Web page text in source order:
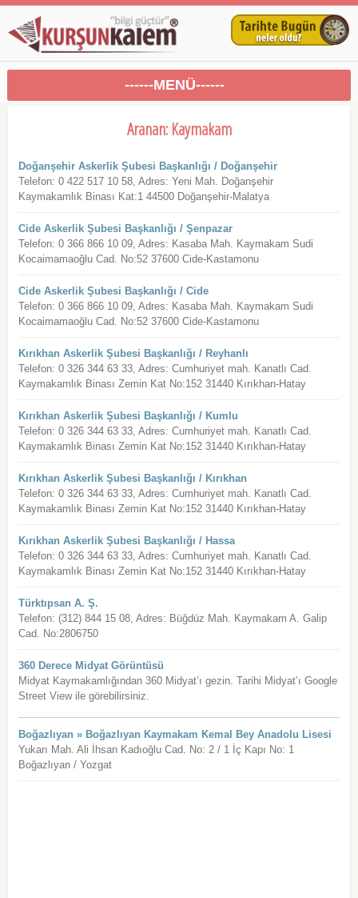
------MENÜ------
Aranan: Kaymakam
Doğanşehir Askerlik Şubesi Başkanlığı / Doğanşehir
Telefon: 0 422 517 10 58, Adres: Yeni Mah. Doğanşehir
Kaymakamlık Binası Kat:1 44500 Doğanşehir-Malatya
Cide Askerlik Şubesi Başkanlığı / Şenpazar
Telefon: 0 366 866 10 09, Adres: Kasaba Mah. Kaymakam Sudi
Kocaimamaoğlu Cad. No:52 37600 Cide-Kastamonu
Cide Askerlik Şubesi Başkanlığı / Cide
Telefon: 0 366 866 10 09, Adres: Kasaba Mah. Kaymakam Sudi
Kocaimamaoğlu Cad. No:52 37600 Cide-Kastamonu
Kırıkhan Askerlik Şubesi Başkanlığı / Reyhanlı
Telefon: 0 326 344 63 33, Adres: Cumhuriyet mah. Kanatlı Cad.
Kaymakamlık Binası Zemin Kat No:152 31440 Kırıkhan-Hatay
Kırıkhan Askerlik Şubesi Başkanlığı / Kumlu
Telefon: 0 326 344 63 33, Adres: Cumhuriyet mah. Kanatlı Cad.
Kaymakamlık Binası Zemin Kat No:152 31440 Kırıkhan-Hatay
Kırıkhan Askerlik Şubesi Başkanlığı / Kırıkhan
Telefon: 0 326 344 63 33, Adres: Cumhuriyet mah. Kanatlı Cad.
Kaymakamlık Binası Zemin Kat No:152 31440 Kırıkhan-Hatay
Kırıkhan Askerlik Şubesi Başkanlığı / Hassa
Telefon: 0 326 344 63 33, Adres: Cumhuriyet mah. Kanatlı Cad.
Kaymakamlık Binası Zemin Kat No:152 31440 Kırıkhan-Hatay
Türktıpsan A. Ş.
Telefon: (312) 844 15 08, Adres: Büğdüz Mah. Kaymakam A. Galip
Cad. No:2806750
360 Derece Midyat Görüntüsü
Midyat Kaymakamlığından 360 Midyat’ı gezin. Tarihi Midyat’ı Google
Street View ile görebilirsiniz.
Boğazlıyan » Boğazlıyan Kaymakam Kemal Bey Anadolu Lisesi
Yukarı Mah. Ali İhsan Kadıoğlu Cad. No: 2 / 1 İç Kapı No: 1
Boğazlıyan / Yozgat